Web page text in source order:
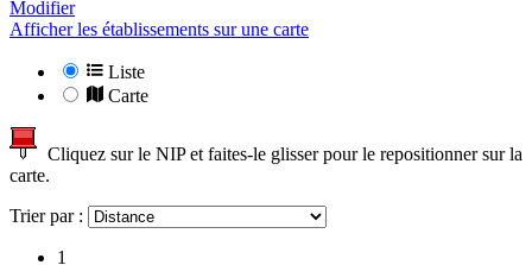
Modifier
Afficher les établissements sur une carte
Liste
Carte
Cliquez sur le NIP et faites-le glisser pour le repositionner sur la
carte.
Trier par :
1